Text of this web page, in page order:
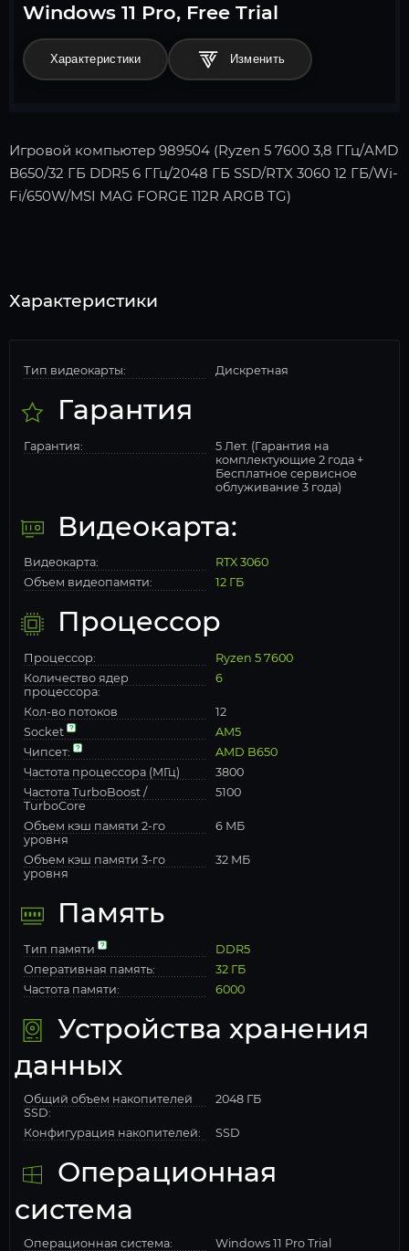
Windows 11 Pro, Free Trial
Характеристики
Игровой компьютер 989504 (Ryzen 5 7600 3,8 ГГц/AMD
B650/32 ГБ DDR5 6 ГГц/2048 ГБ SSD/RTX 3060 12 ГБ/Wi-
Fi/650W/MSI MAG FORGE 112R ARGB TG)
Характеристики
Тип видеокарты: Дискретная
Гарантия
Гарантия:
5 Лет. (Гарантия на
комплектующие 2 года +
Бесплатное сервисное
облуживание 3 года)
Видеокарта:
Видеокарта:
RTX 3060
Объем видеопамяти:
12 ГБ
Процессор
Процессор:
Ryzen 5 7600
Количество ядер
процессора:
6
Кол-во потоков
12
Socket
AM5
Чипсет:
AMD B650
Частота процессора (МГц)
3800
Частота TurboBoost /
TurboCore
5100
Объем кэш памяти 2-го
уровня
6 МБ
Объем кэш памяти 3-го
уровня
32 МБ
Память
Тип памяти
DDR5
Оперативная память:
32 ГБ
Частота памяти:
6000
Устройства хранения
данных
Общий объем накопителей
SSD:
2048 ГБ
Конфигурация накопителей: SSD
Операционная
система
Операционная система: Windows 11 Pro Trial